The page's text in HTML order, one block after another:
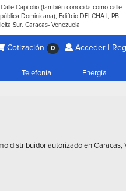
Calle Capitolio (también conocida como calle
Dominicana), Edificio DELCHA I, PB.
Sur. Caracas- Venezuela
Cotización 0 Acceder |
Telefonía Energía
distribuidor autorizado en Caracas,